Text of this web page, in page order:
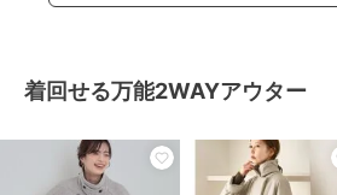
着回せる万能2WAYアウター